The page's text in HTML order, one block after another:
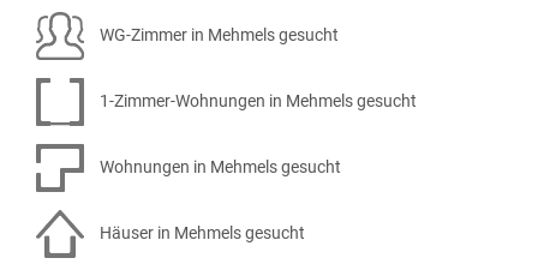
WG-Zimmer in Mehmels gesucht
1-Zimmer-Wohnungen in Mehmels gesucht
Wohnungen in Mehmels gesucht
Häuser in Mehmels gesucht